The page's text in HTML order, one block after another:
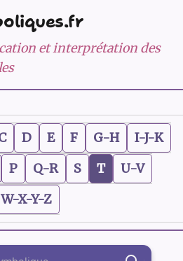
et interprétation des
D E F G-H
I-J-K
P Q-R S T
U-V
W-X-Y-Z